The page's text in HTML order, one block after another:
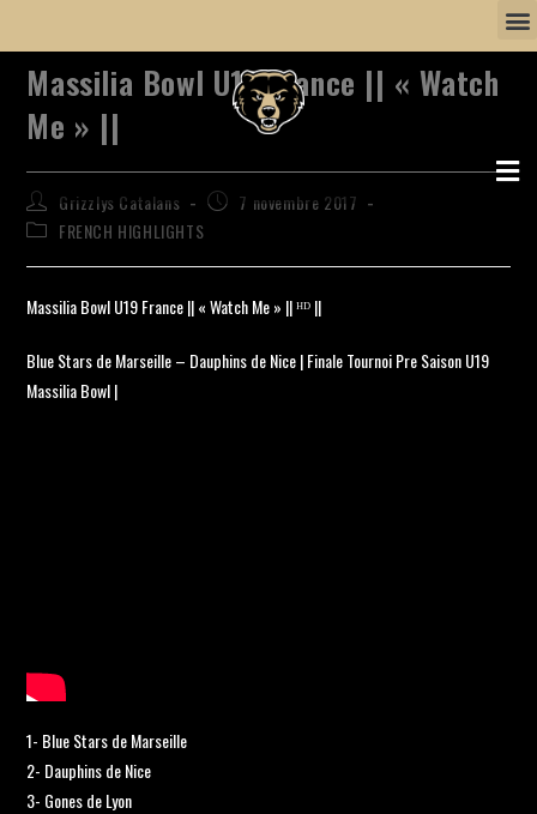
Massilia Bowl U19 France || « Watch
Me » ||
Grizzlys Catalans
7 novembre 2017
FRENCH HIGHLIGHTS
Massilia Bowl U19 France || « Watch Me » || ᴴᴰ ||
Blue Stars de Marseille – Dauphins de Nice | Finale Tournoi Pre Saison U19
Massilia Bowl |
1- Blue Stars de Marseille
2- Dauphins de Nice
3- Gones de Lyon